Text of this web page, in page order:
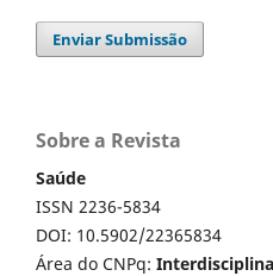
Enviar Submissão
Sobre a Revista
Saúde
ISSN 2236-5834
DOI: 10.5902/22365834
Área do CNPq: